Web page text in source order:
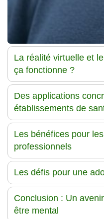
La réalité virtuelle et
ça fonctionne ?
Des applications
établissements de
Les bénéfices pour
professionnels
Les défis pour une
Conclusion : Un
être mental